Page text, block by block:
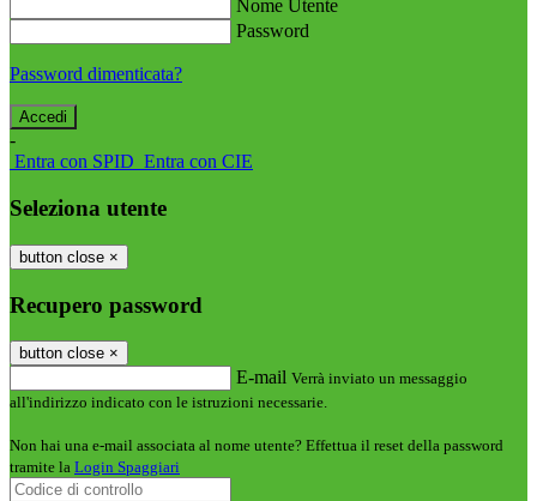
Nome Utente
Password
Password dimenticata?
-
Entra con SPID Entra con CIE
Seleziona utente
button close ×
Recupero password
button close ×
E-mail Verrà inviato un messaggio
all'indirizzo indicato con le istruzioni necessarie.
Non hai una e-mail associata al nome utente? Effettua il reset della password
tramite la Login Spaggiari